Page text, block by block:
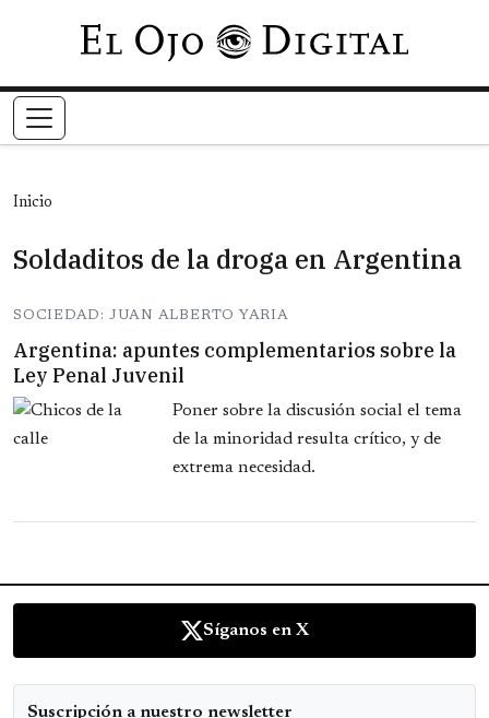
Pasar al contenido principal
Inicio
Soldaditos de la droga en Argentina
SOCIEDAD: JUAN ALBERTO YARIA
Argentina: apuntes complementarios sobre la
Ley Penal Juvenil
Poner sobre la discusión social el tema
de la minoridad resulta crítico, y de
extrema necesidad.
Síganos en X
Suscripción a nuestro newsletter